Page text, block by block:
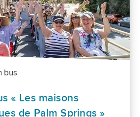
bus
« Les maisons
de Palm Springs »